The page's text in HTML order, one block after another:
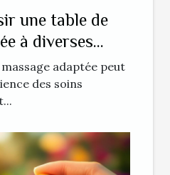
une table de
à diverses
?
adaptée peut
des soins